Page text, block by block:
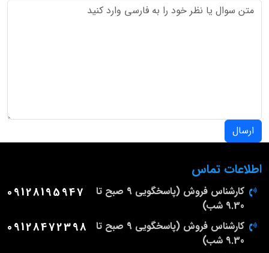
ارسال
اطلاعات تماس
کارشناس فروش (پاسخگویی 9 صبح تا
9.30 شب)
09128195947
کارشناس فروش (پاسخگویی 9 صبح تا
9.30 شب)
09128472398